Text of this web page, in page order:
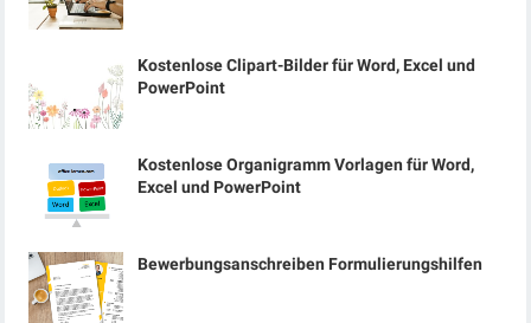
Kostenlose Clipart-Bilder für Word, Excel und
PowerPoint
Kostenlose Organigramm Vorlagen für Word,
Excel und PowerPoint
Bewerbungsanschreiben Formulierungshilfen